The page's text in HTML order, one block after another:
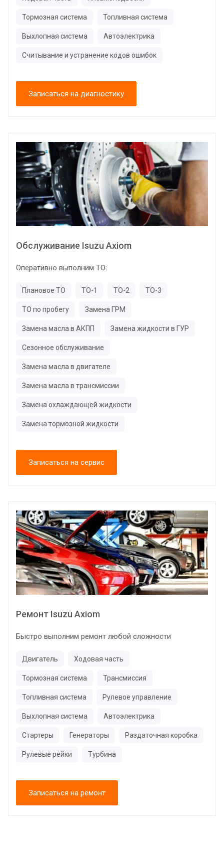
Тормозная система Топливная система
Выхлопная система Автоэлектрика
Считывание и устранение кодов ошибок
Записаться на диагностику
Обслуживание Isuzu Axiom
Оперативно выполним ТО:
Плановое ТО ТО-1 ТО-2 ТО-3
ТО по пробегу Замена ГРМ
Замена масла в АКПП Замена жидкости в ГУР
Сезонное обслуживание
Замена масла в двигателе
Замена масла в трансмиссии
Замена охлаждающей жидкости
Замена тормозной жидкости
Записаться на сервис
Ремонт Isuzu Axiom
Быстро выполним ремонт любой сложности
Двигатель Ходовая часть
Тормозная система Трансмиссия
Топливная система Рулевое управление
Выхлопная система Автоэлектрика
Стартеры Генераторы Раздаточная коробка
Рулевые рейки Турбина
Записаться на ремонт